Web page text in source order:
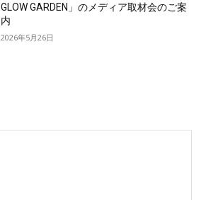
GLOW GARDEN」のメディア取材会のご案
内
2026年5月26日